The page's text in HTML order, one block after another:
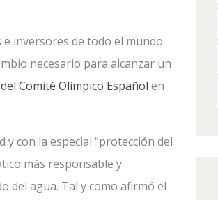
e inversores de todo el mundo
necesario para alcanzar un
Comité Olímpico Español en
y con la especial “protección del
más responsable y
del agua. Tal y como afirmó el